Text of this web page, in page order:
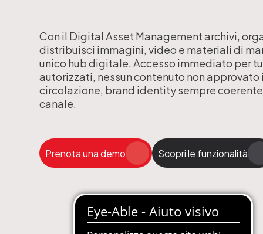
Web, Digital
Concessionarie
Gestione Abbonamenti
in SaaS e PaaS
Newsletter Automatizzate
PIM-Product Information
Produzione Automatizzata
Soluzioni Complete in SaaS e PaaS
Con il Digital Asset Management archivi,
distribuisci immagini, video e materiali di
unico hub digitale. Accesso immediato per
autorizzati, nessun contenuto non approvato
circolazione, brand identity sempre coerente
canale.
Prenota una demo Scopri le funzionalità